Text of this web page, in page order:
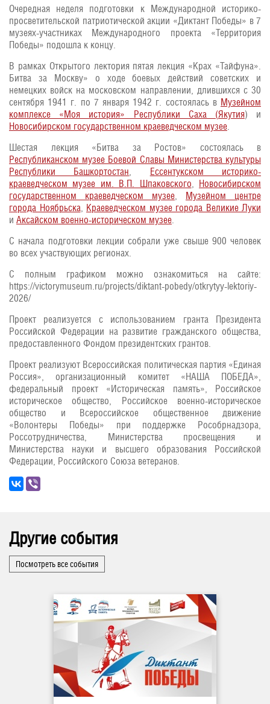
Очередная неделя подготовки к Международной историко-
просветительской патриотической акции «Диктант Победы» в 7
музеях-участниках Международного проекта «Территория
Победы» подошла к концу.
В рамках Открытого лектория пятая лекция «Крах «Тайфуна».
Битва за Москву» о ходе боевых действий советских и
немецких войск на московском направлении, длившихся с 30
сентября 1941 г. по 7 января 1942 г. состоялась в Музейном
комплексе «Моя история» Республики Саха (Якутия) и
Новосибирском государственном краеведческом музее.
Шестая лекция «Битва за Ростов» состоялась в
Республиканском музее Боевой Славы Министерства культуры
Республики Башкортостан, Ессентукском историко-
краеведческом музее им. В.П. Шпаковского, Новосибирском
государственном краеведческом музее, Музейном центре
города Ноябрьска, Краеведческом музее города Великие Луки
и Аксайском военно-историческом музее.
С начала подготовки лекции собрали уже свыше 900 человек
во всех участвующих регионах.
С полным графиком можно ознакомиться на сайте:
https://victorymuseum.ru/projects/diktant-pobedy/otkrytyy-lektoriy-
2026/
Проект реализуется с использованием гранта Президента
Российской Федерации на развитие гражданского общества,
предоставленного Фондом президентских грантов.
Проект реализуют Всероссийская политическая партия «Единая
Россия», организационный комитет «НАША ПОБЕДА»,
федеральный проект «Историческая память», Российское
историческое общество, Российское военно-историческое
общество и Всероссийское общественное движение
«Волонтеры Победы» при поддержке Рособрнадзора,
Россотрудничества, Министерства просвещения и
Министерства науки и высшего образования Российской
Федерации, Российского Союза ветеранов.
Другие события
Посмотреть все события